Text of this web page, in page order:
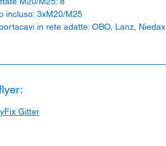
incluso: 3xM20/M25
in rete adatte: OBO, Lanz, Niedax,
Gitter